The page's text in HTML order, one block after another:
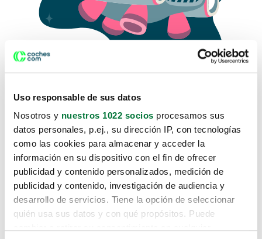
Uso responsable de sus datos
Nosotros y nuestros 1022 socios procesamos sus
datos personales, p.ej., su dirección IP, con tecnologías
como las cookies para almacenar y acceder la
información en su dispositivo con el fin de ofrecer
publicidad y contenido personalizados, medición de
publicidad y contenido, investigación de audiencia y
desarrollo de servicios. Tiene la opción de seleccionar
quién usa sus datos y con qué propósitos. Puede
Lo sentimos, no sabemos como
te hemos traido hasta aquí.
Pero puedes encontrar el coche que estás
buscando en alguno de estos enlaces: